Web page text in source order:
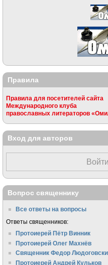
Правила
Правила для посетителей сайта
Международного клуба
православных литераторов
Вход для авторов
Вопрос священнику
Все ответы на вопросы
Ответы священников:
Протоиерей Пётр Винник
Протоиерей Олег Махнёв
Священник Федор
Протоиерей Андрей Кульков